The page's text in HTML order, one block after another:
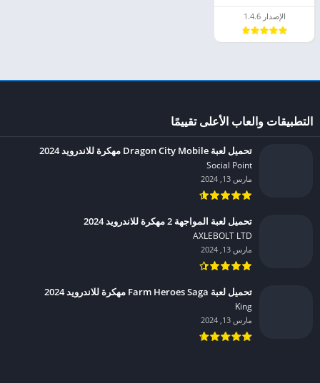
الإصدار 1.4.6
التطبيقات والعاب الأعلى تقييمًا
تحميل لعبة Dragon City Mobile مهكرة للاندرويد 2024
Social Point‏
مارس 13, 2024
تحميل لعبة المواجهة 2 مهكرة للاندرويد 2024
AXLEBOLT LTD‏
مارس 13, 2024
تحميل لعبة Farm Heroes Saga مهكرة للاندرويد 2024
King‏
مارس 13, 2024